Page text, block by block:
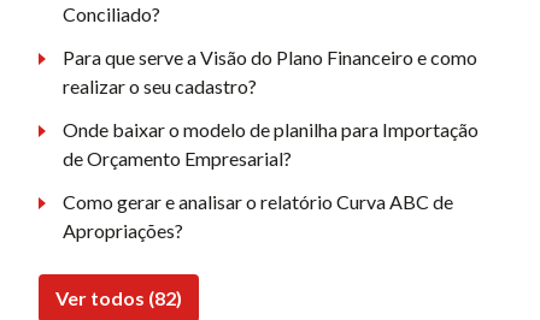
Conciliado?
Para que serve a Visão do Plano Financeiro e como
realizar o seu cadastro?
Onde baixar o modelo de planilha para Importação
de Orçamento Empresarial?
Como gerar e analisar o relatório Curva ABC de
Apropriações?
Ver todos (82)